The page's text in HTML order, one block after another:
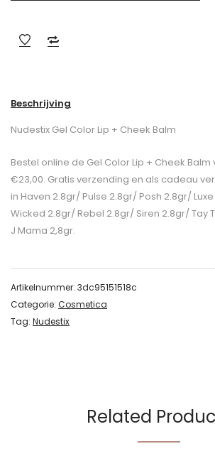
Beschrijving
Nudestix Gel Color Lip + Cheek Balm
Bestel online de Gel Color Lip + Cheek
€23,00. Gratis verzending en als cadeau
in Haven 2.8gr/ Pulse 2.8gr/ Posh 2.8gr/
Wicked 2.8gr/ Rebel 2.8gr/ Siren 2.8gr/ Tay
J Mama 2,8gr.
Artikelnummer: 3dc95151518c
Categorie: Cosmetica
Tag: Nudestix
Related